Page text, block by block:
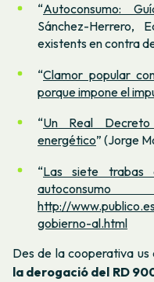
“Autoconsumo:
Sánchez-Herrero,
existents en contra
“Clamor popular
porque impone el
“Un Real
energético” (Jorge
“Las siete trabas
autoconsumo
http://
gobierno-al.html
Des de la cooperativa us
la derogació del RD